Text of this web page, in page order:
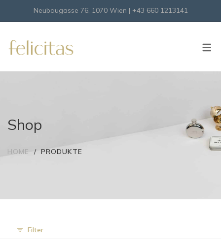
Onlineshop
Neubaugasse 76, 1070 Wien | +43 660 1213141
Shop
HOME PRODUKTE
Filter